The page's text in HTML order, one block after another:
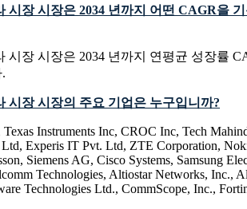
시장 시장은 2034 년까지 어떤 CAGR을
시장 시장은 2034 년까지 연평균 성장률
시장 시장의 주요 기업은 누구입니까?
Instruments Inc, CROC Inc, Tech
Ltd, Experis IT Pvt. Ltd, ZTE Corporation,
Siemens AG, Cisco Systems, Samsung
Technologies, Altiostar Networks, Inc.,
Technologies Ltd., CommScope, Inc.,